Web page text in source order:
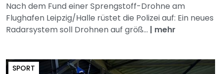
Nach dem Fund einer Sprengstoff-Drohne am
Flughafen Leipzig/Halle rüstet die Polizei auf: Ein neues
Radarsystem soll Drohnen auf größ... | mehr
SPORT